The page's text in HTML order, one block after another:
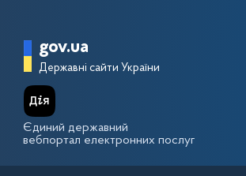
Головна сторінка
gov.ua
Державні сайти України
Єдиний державний
вебпортал електронних послуг